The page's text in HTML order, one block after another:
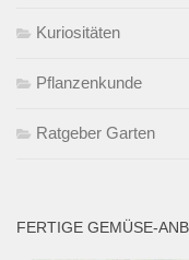
Kuriositäten
Pflanzenkunde
Ratgeber Garten
FERTIGE GEMÜSE-